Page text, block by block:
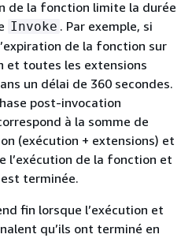
de la fonction limite la durée
Invoke . Par exemple, si
de la fonction sur
et toutes les extensions
un délai de 360 secondes.
post-invocation
à la somme de
(exécution + extensions) et
l’exécution de la fonction et
terminée.
fin lorsque l’exécution et
qu’ils ont terminé en